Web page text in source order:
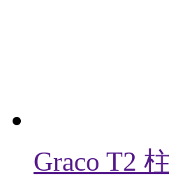
Graco T2